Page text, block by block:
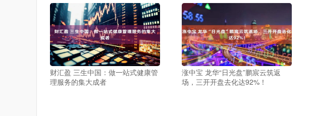
财汇盈 三生中国：做一站式健康管
理服务的集大成者
涨中宝 龙华“日光盘”鹏宸云筑返
场，三开开盘去化达92%！